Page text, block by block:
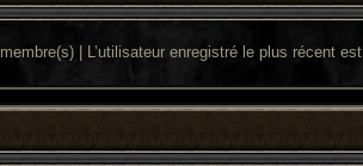
membre(s) | L’utilisateur enregistré le plus récent est